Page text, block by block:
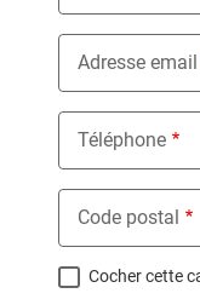
Adresse email
Téléphone
Code postal
Cocher cette